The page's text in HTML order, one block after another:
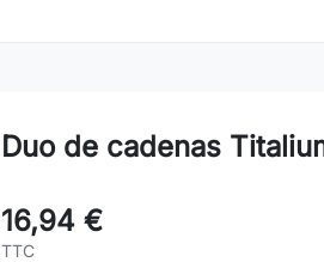
Duo de cadenas
16,94 €
TTC